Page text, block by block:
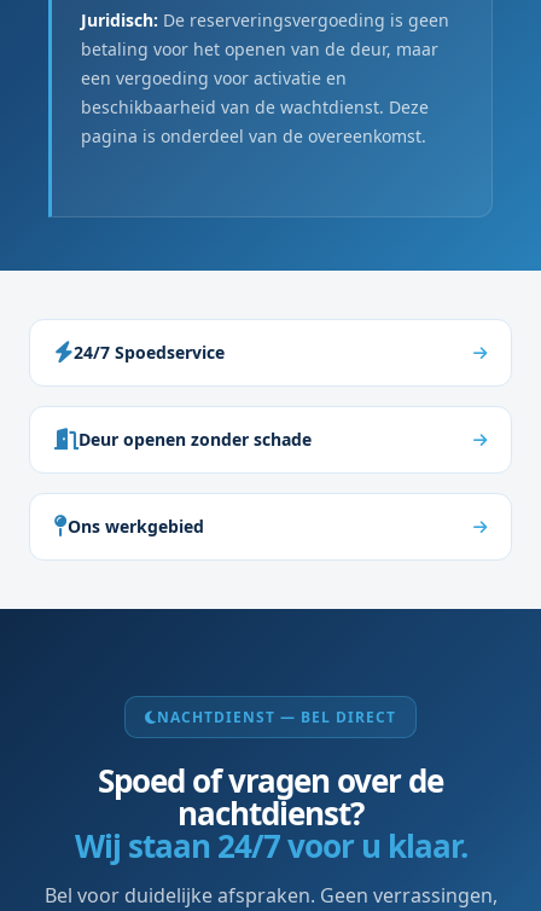
Juridisch: De reserveringsvergoeding is geen
betaling voor het openen van de deur, maar
een vergoeding voor activatie en
beschikbaarheid van de wachtdienst. Deze
pagina is onderdeel van de overeenkomst.
24/7 Spoedservice
Deur openen zonder schade
Ons werkgebied
NACHTDIENST — BEL DIRECT
Spoed of vragen over de
nachtdienst?
Wij staan 24/7 voor u klaar.
Bel voor duidelijke afspraken. Geen verrassingen,